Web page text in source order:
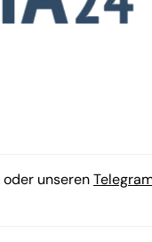
oder unseren